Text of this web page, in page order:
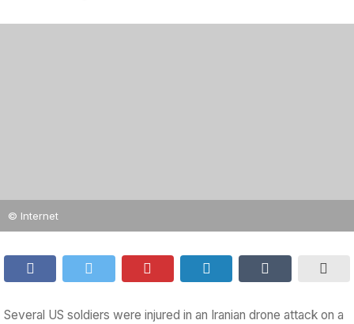
© Internet
Several US soldiers were injured in an Iranian drone attack on a